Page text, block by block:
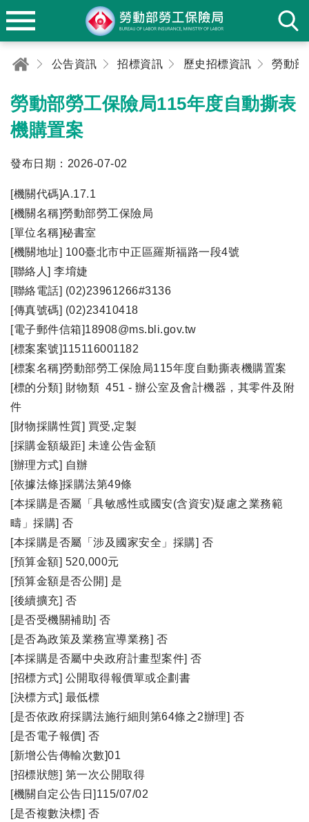
公告資訊 招標資訊 歷史招標資訊
勞動部勞工保險局115年度自動撕表
機購置案
發布日期：2026-07-02
[機關代碼]A.17.1
[機關名稱]勞動部勞工保險局
[單位名稱]秘書室
[機關地址] 100臺北市中正區羅斯福路一段4號
[聯絡人] 李堉婕
[聯絡電話] (02)23961266#3136
[傳真號碼] (02)23410418
[電子郵件信箱]18908@ms.bli.gov.tw
[標案案號]115116001182
[標案名稱]勞動部勞工保險局115年度自動撕表機購置案
[標的分類] 財物類 451 - 辦公室及會計機器，其零件及附
件
[財物採購性質] 買受,定製
[採購金額級距] 未達公告金額
[辦理方式] 自辦
[依據法條]採購法第49條
[本採購是否屬「具敏感性或國安(含資安)疑慮之業務範
疇」採購] 否
[本採購是否屬「涉及國家安全」採購] 否
[預算金額] 520,000元
[預算金額是否公開] 是
[後續擴充] 否
[是否受機關補助] 否
[是否為政策及業務宣導業務] 否
[本採購是否屬中央政府計畫型案件] 否
[招標方式] 公開取得報價單或企劃書
[決標方式] 最低標
[是否依政府採購法施行細則第64條之2辦理] 否
[是否電子報價] 否
[新增公告傳輸次數]01
[招標狀態] 第一次公開取得
[機關自定公告日]115/07/02
[是否複數決標] 否